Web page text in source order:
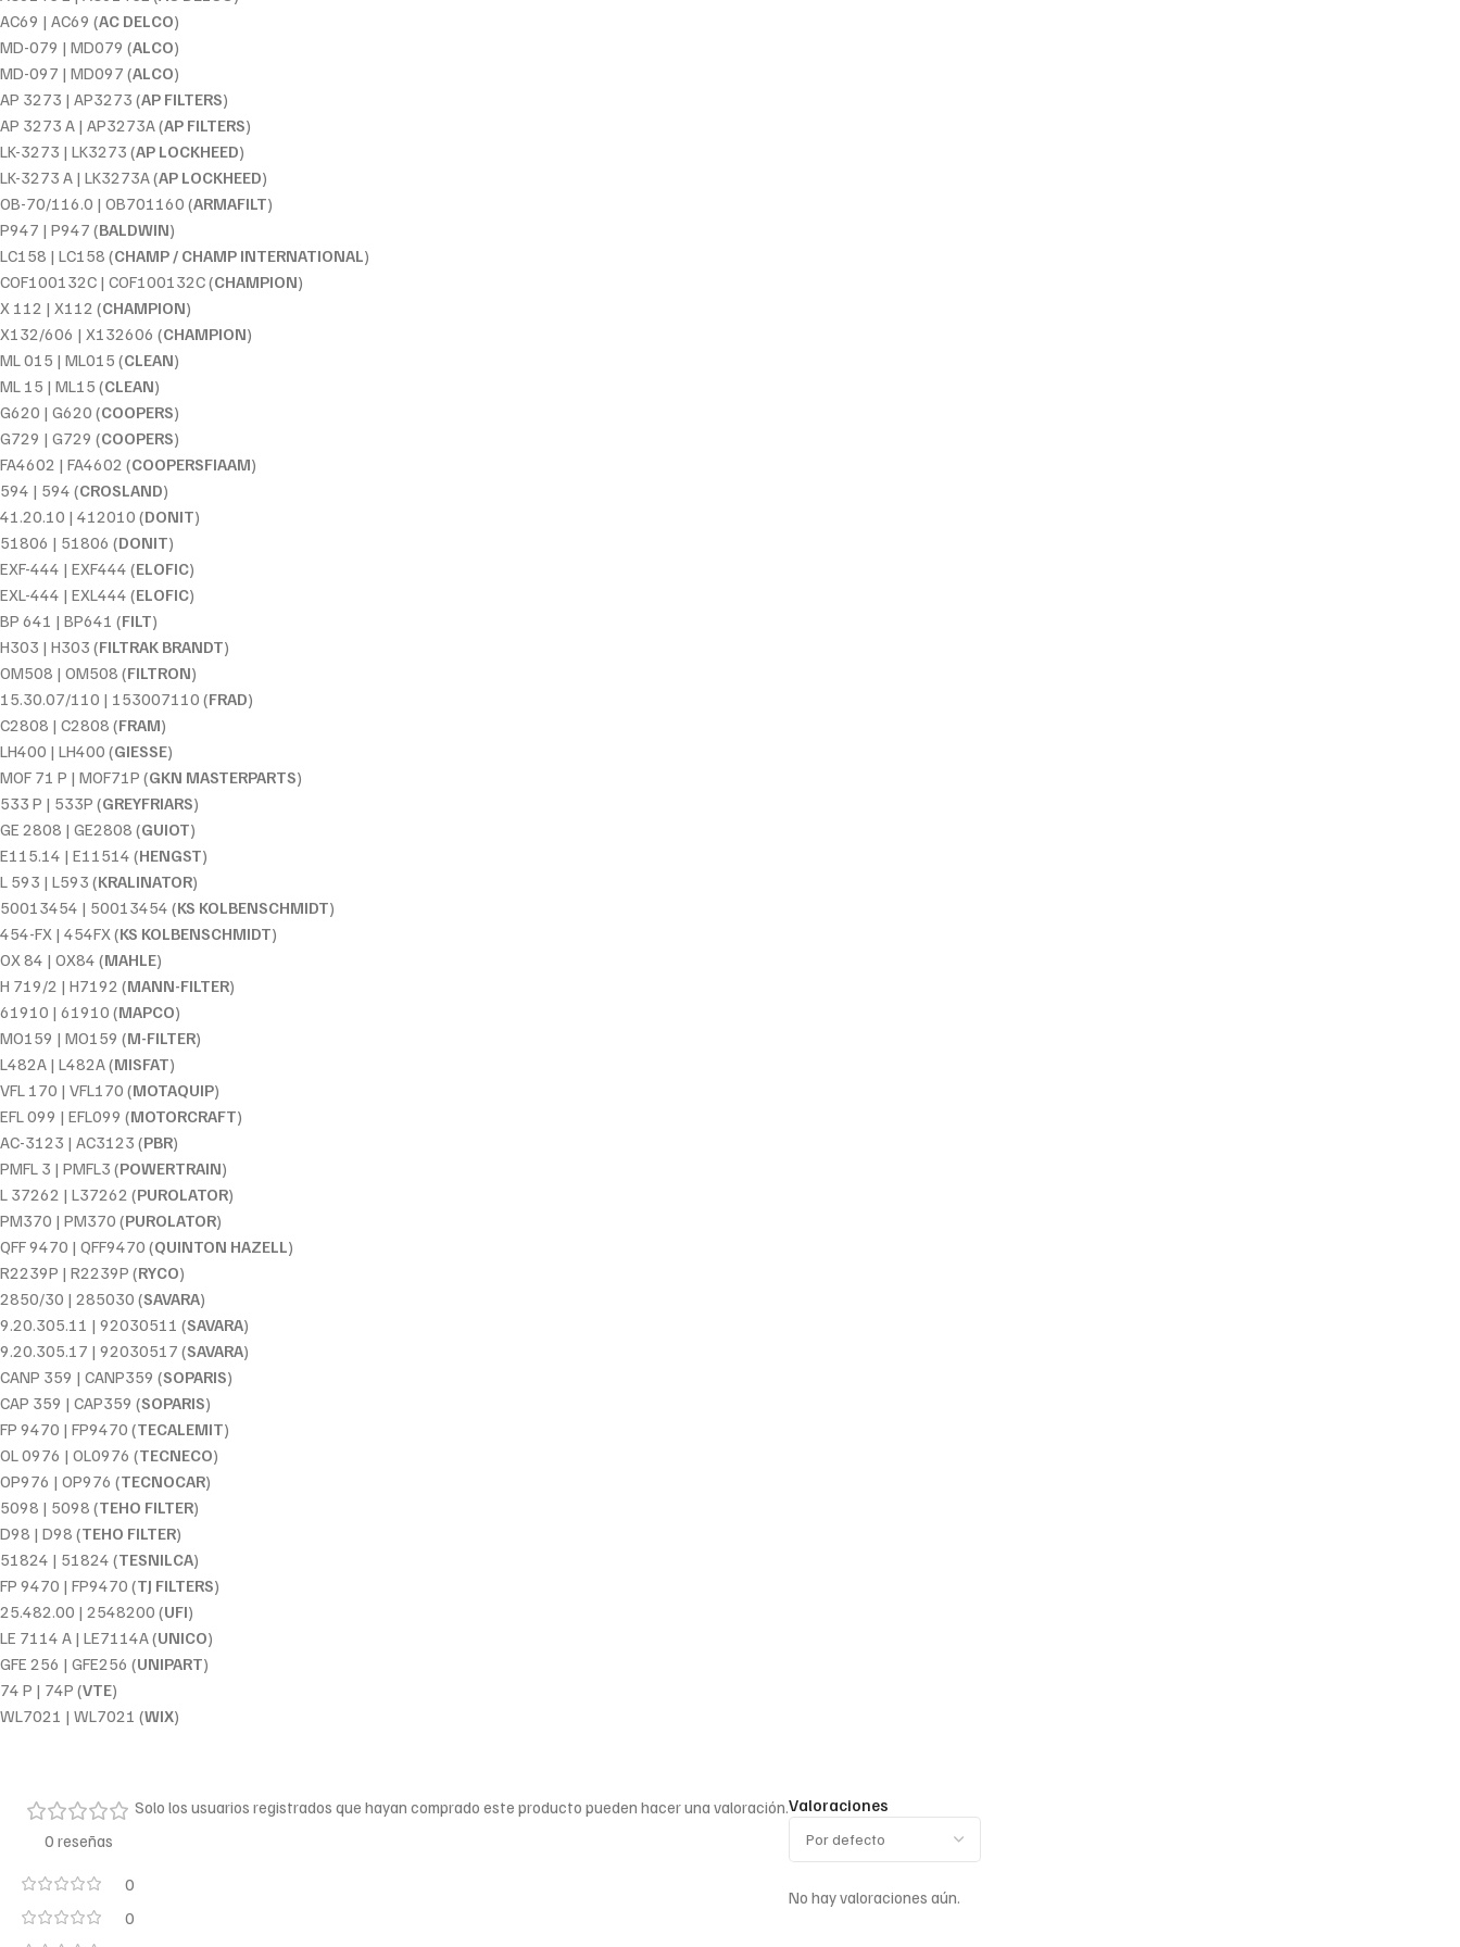
AC69 | AC69 (AC DELCO)
MD-079 | MD079 (ALCO)
MD-097 | MD097 (ALCO)
AP 3273 | AP3273 (AP FILTERS)
AP 3273 A | AP3273A (AP FILTERS)
LK-3273 | LK3273 (AP LOCKHEED)
LK-3273 A | LK3273A (AP LOCKHEED)
OB-70/116.0 | OB701160 (ARMAFILT)
P947 | P947 (BALDWIN)
LC158 | LC158 (CHAMP / CHAMP INTERNATIONAL )
COF100132C | COF100132C (CHAMPION)
X 112 | X112 (CHAMPION)
X132/606 | X132606 (CHAMPION)
ML 015 | ML015 (CLEAN)
ML 15 | ML15 (CLEAN)
G620 | G620 (COOPERS)
G729 | G729 (COOPERS)
FA4602 | FA4602 (COOPERSFIAAM)
594 | 594 (CROSLAND)
41.20.10 | 412010 (DONIT)
51806 | 51806 (DONIT)
EXF-444 | EXF444 (ELOFIC)
EXL-444 | EXL444 (ELOFIC)
BP 641 | BP641 (FILT)
H303 | H303 (FILTRAK BRANDT)
OM508 | OM508 (FILTRON)
15.30.07/110 | 153007110 (FRAD)
C2808 | C2808 (FRAM)
LH400 | LH400 (GIESSE)
MOF 71 P | MOF71P (GKN MASTERPARTS)
533 P | 533P (GREYFRIARS)
GE 2808 | GE2808 (GUIOT)
E115.14 | E11514 (HENGST)
L 593 | L593 (KRALINATOR)
50013454 | 50013454 (KS KOLBENSCHMIDT)
454-FX | 454FX (KS KOLBENSCHMIDT)
OX 84 | OX84 (MAHLE)
H 719/2 | H7192 (MANN-FILTER)
61910 | 61910 (MAPCO)
MO159 | MO159 (M-FILTER)
L482A | L482A (MISFAT)
VFL 170 | VFL170 (MOTAQUIP)
EFL 099 | EFL099 (MOTORCRAFT)
AC-3123 | AC3123 (PBR)
PMFL 3 | PMFL3 (POWERTRAIN)
L 37262 | L37262 (PUROLATOR)
PM370 | PM370 (PUROLATOR)
QFF 9470 | QFF9470 (QUINTON HAZELL )
R2239P | R2239P (RYCO)
2850/30 | 285030 (SAVARA)
9.20.305.11 | 92030511 (SAVARA)
9.20.305.17 | 92030517 (SAVARA)
CANP 359 | CANP359 (SOPARIS)
CAP 359 | CAP359 (SOPARIS)
FP 9470 | FP9470 (TECALEMIT)
OL 0976 | OL0976 (TECNECO)
OP976 | OP976 (TECNOCAR)
5098 | 5098 (TEHO FILTER)
D98 | D98 (TEHO FILTER)
51824 | 51824 (TESNILCA)
FP 9470 | FP9470 (TJ FILTERS)
25.482.00 | 2548200 (UFI)
LE 7114 A | LE7114A (UNICO)
GFE 256 | GFE256 (UNIPART)
74 P | 74P (VTE)
WL7021 | WL7021 (WIX)
0 reseñas
0
0
Valoraciones
No hay valoraciones aún.
Solo los usuarios registrados que hayan comprado este producto pueden hacer una valoración.